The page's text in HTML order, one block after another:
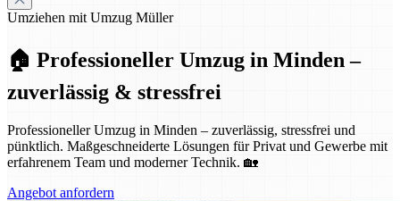
Umziehen mit Umzug Müller
🏠 Professioneller Umzug in Minden –
zuverlässig & stressfrei
Professioneller Umzug in Minden – zuverlässig, stressfrei und
pünktlich. Maßgeschneiderte Lösungen für Privat und Gewerbe mit
erfahrenem Team und moderner Technik. 🏡
Angebot anfordern